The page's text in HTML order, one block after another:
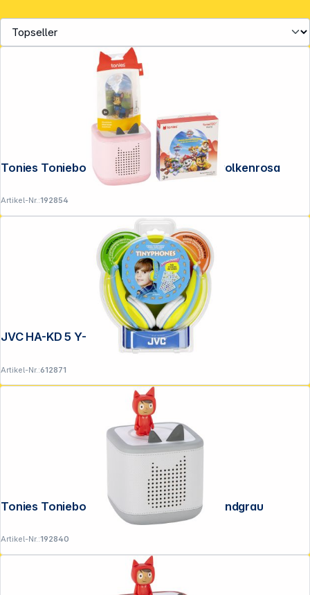
Tonies Toniebox 2 Full Play Starterset wolkenrosa
Artikel-Nr.:192854
Artikel-Nr.:612871
Tonies Toniebox 2 Classic Starterset mondgrau
Artikel-Nr.:192840